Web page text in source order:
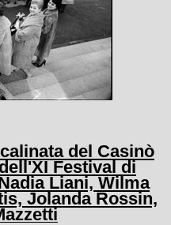
del Casinò
Festival di
Liani, Wilma
Jolanda Rossin,